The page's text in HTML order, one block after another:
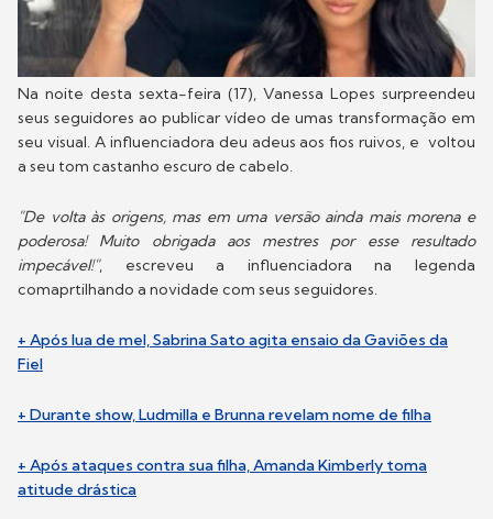
Na noite desta sexta-feira (17), Vanessa Lopes surpreendeu
seus seguidores ao publicar vídeo de umas transformação em
seu visual. A influenciadora deu adeus aos fios ruivos, e voltou
a seu tom castanho escuro de cabelo.
"De volta às origens, mas em uma versão ainda mais morena e
poderosa! Muito obrigada aos mestres por esse resultado
impecável!", escreveu a influenciadora na legenda
comaprtilhando a novidade com seus seguidores.
+ Após lua de mel, Sabrina Sato agita ensaio da Gaviões da
Fiel
+ Durante show, Ludmilla e Brunna revelam nome de filha
+ Após ataques contra sua filha, Amanda Kimberly toma
atitude drástica